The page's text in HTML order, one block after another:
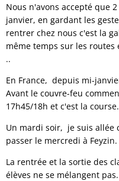
Nous n'avons accepté que
janvier, en gardant les
rentrer chez nous c'est la
même temps sur les routes
..
En France, depuis mi-
Avant le couvre-feu
17h45/18h et c'est la course.
Un mardi soir, je suis allée
passer le mercredi à Feyzin.
La rentrée et la sortie des
élèves ne se mélangent